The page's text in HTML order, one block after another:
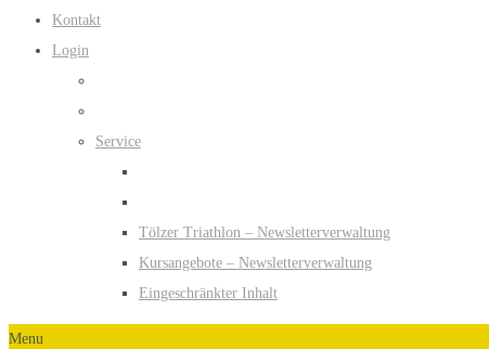
Kontakt
Login
Service
Tölzer Triathlon – Newsletterverwaltung
Kursangebote – Newsletterverwaltung
Eingeschränkter Inhalt
Menu